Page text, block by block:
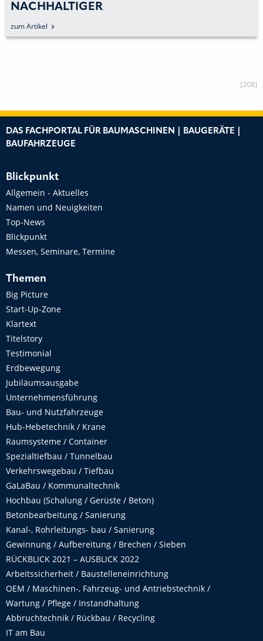
NACHHALTIGER
zum Artikel
[208]
DAS FACHPORTAL FÜR BAUMASCHINEN | BAUGERÄTE |
BAUFAHRZEUGE
Blickpunkt
Allgemein - Aktuelles
Namen und Neuigkeiten
Top-News
Blickpunkt
Messen, Seminare, Termine
Themen
Big Picture
Start-Up-Zone
Klartext
Titelstory
Testimonial
Erdbewegung
Jubiläumsausgabe
Unternehmensführung
Bau- und Nutzfahrzeuge
Hub-Hebetechnik / Krane
Raumsysteme / Container
Spezialtiefbau / Tunnelbau
Verkehrswegebau / Tiefbau
GaLaBau / Kommunaltechnik
Hochbau (Schalung / Gerüste / Beton)
Betonbearbeitung / Sanierung
Kanal-, Rohrleitungs- bau / Sanierung
Gewinnung / Aufbereitung / Brechen / Sieben
RÜCKBLICK 2021 – AUSBLICK 2022
Arbeitssicherheit / Baustelleneinrichtung
OEM / Maschinen-, Fahrzeug- und Antriebstechnik /
Wartung / Pflege / Instandhaltung
Abbruchtechnik / Rückbau / Recycling
IT am Bau